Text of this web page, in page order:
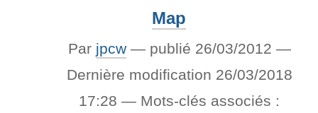
Map
Par jpcw — publié 26/03/2012 —
Dernière modification 26/03/2018
17:28— Mots-clés associés :